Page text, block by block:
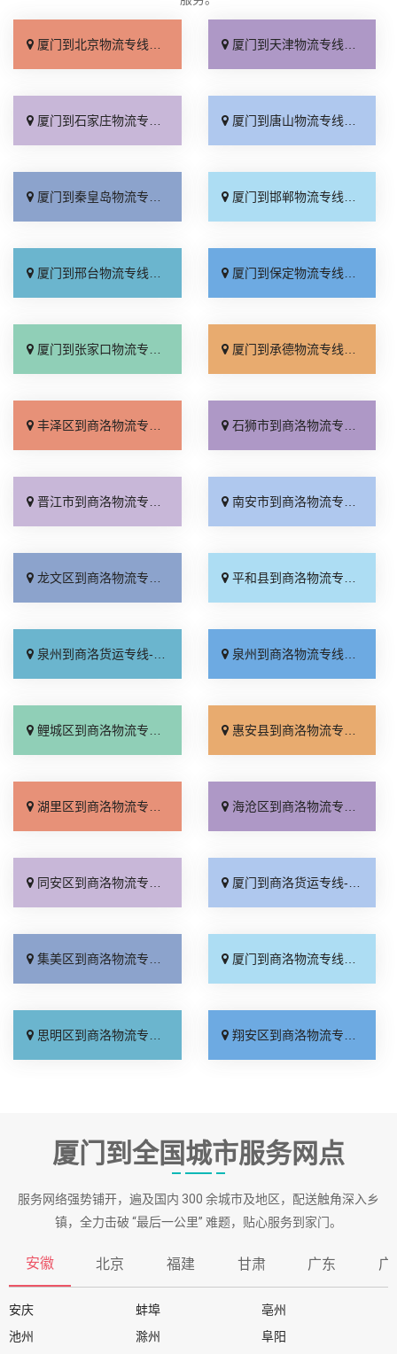
厦门到北京物流专线_直达不中转「送货到门」 厦门到天津物流专线_运保时效「高效快运」
厦门到石家庄物流专线_准时准点「多少公里」 厦门到唐山物流专线_全境派送「收费介绍」
厦门到秦皇岛物流专线_高效运输「运保时效」 厦门到邯郸物流专线_物流拼车「全境配送」
厦门到邢台物流专线_专业靠谱「上门提货」 厦门到保定物流专线_全程直达「高效运输」
厦门到张家口物流专线_全境派送「多久能到」 厦门到承德物流专线_专业调车「合理收费」
丰泽区到商洛物流专线_价位合理「市县闪送」 石狮市到商洛物流专线_限时必达「直达不中转」
晋江市到商洛物流专线_不随意加价「快运有保障」 南安市到商洛物流专线_托运省心「运价行情」
龙文区到商洛物流专线_高效运输「运保时效」 平和县到商洛物流专线_按时送达「快速响应」
泉州到商洛货运专线-泉州到商洛物流公司_来电咨询「一站式托运」 泉州到商洛物流专线_天天发车「零担配货」
鲤城区到商洛物流专线_快运直达「上门取件」 惠安县到商洛物流专线_无需中转「每日发车」
湖里区到商洛物流专线_全程直达「省事省心」 海沧区到商洛物流专线_运费多少「实时反馈」
同安区到商洛物流专线_限时必达「需要几天」 厦门到商洛货运专线-厦门到商洛物流公司_直发全境「服务周到」
集美区到商洛物流专线_定点发车「多久能到」 厦门到商洛物流专线_天天发车「专线直达」
思明区到商洛物流专线_准时准点「随叫随到」 翔安区到商洛物流专线_运价实惠「送货到门」
厦门到全国城市服务网点
服务网络强势铺开，遍及国内 300 余城市及地区，配送触角深入乡
镇，全力击破 “最后一公里” 难题，贴心服务到家门。
安徽 北京 福建 甘肃 广东 广
安庆 蚌埠
亳州
池州
滁州
阜阳